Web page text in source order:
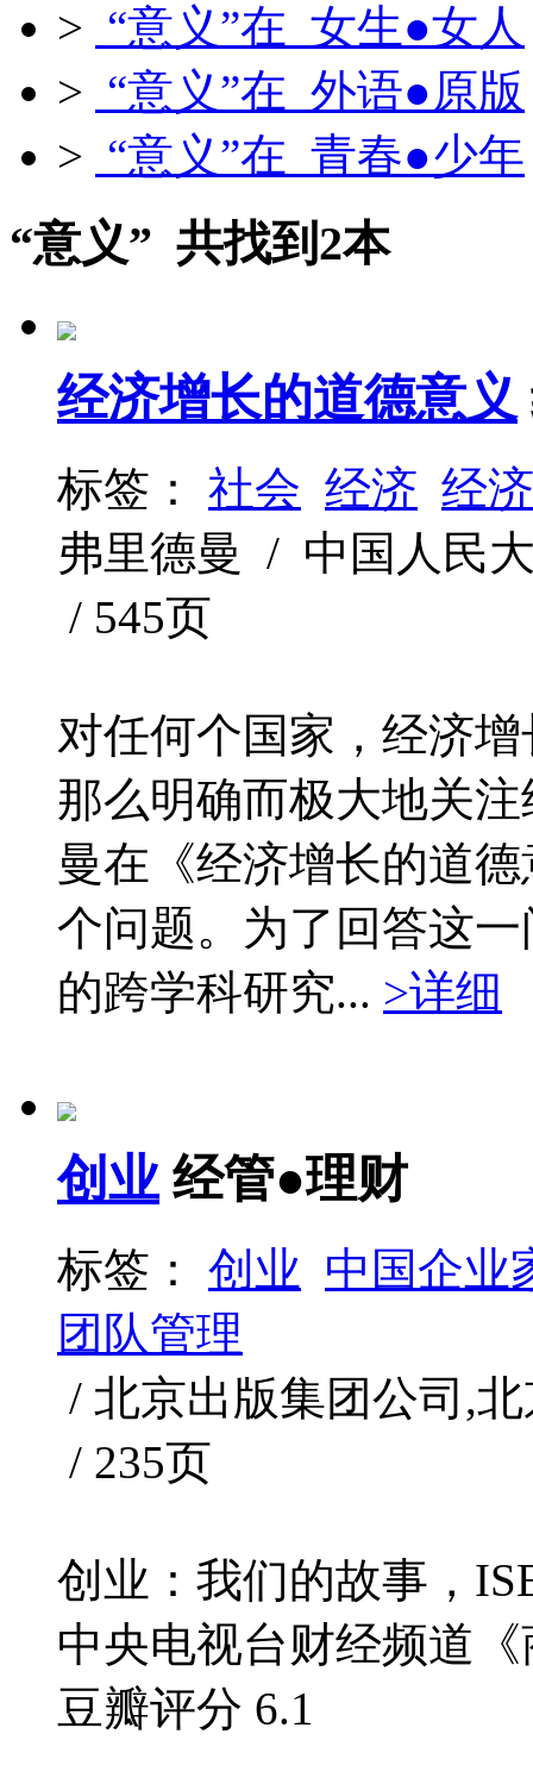
> “意义”在 女生●女人
> “意义”在 外语●原版
> “意义”在 青春●少年
“意义” 共找到2本
经济增长的道德意义
标签： 社会 经济 经
弗里德曼 / 中国人民
/ 545页
对任何个国家，经济
那么明确而极大地关
曼在《经济增长的道
个问题。为了回答这
的跨学科研究... >详细
创业 经管●理财
标签： 创业 中国企业
团队管理
/ 北京出版集团公司,
/ 235页
创业：我们的故事，
中央电视台财经频道
豆瓣评分 6.1